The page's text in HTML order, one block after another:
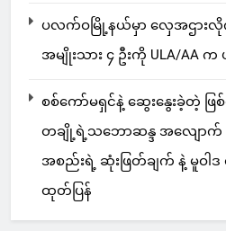
ပလက်ဝမြို့နယ်မှာ လှေအဌားလို
အမျိုးသား ၄ ဦးကို ULA/AA
စစ်ကော်မရှင်နဲ့ ဆွေးနွေးခဲ့တဲ့ ဖြ
တချို့ရဲ့သဘောဆန္ဒ အလျောက်
အစည်းရဲ့ ဆုံးဖြတ်ချက် နဲ့ မူဝါဒ
ထုတ်ပြန်